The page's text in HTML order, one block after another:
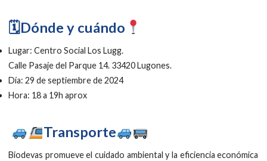
🗓Dónde y cuándo
Lugar: Centro Social Los Lugg.
Calle Pasaje del Parque 14. 33420 Lugones.
Día: 29 de septiembre de 2024
Hora: 18 a 19h aprox
Transporte
Biodevas promueve el cuidado ambiental y la eficiencia económica